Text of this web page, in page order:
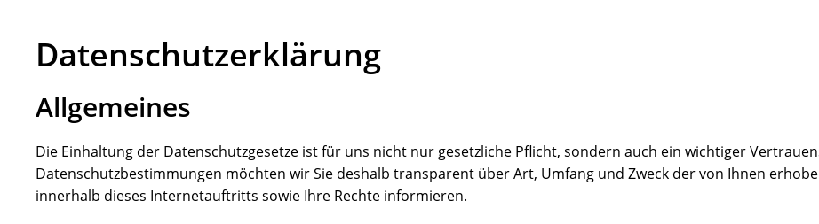
Datenschutzerklärung
Allgemeines
Die Einhaltung der Datenschutzgesetze ist für uns nicht nur gesetzliche Pflicht, sondern auch ein wichtiger
Datenschutzbestimmungen möchten wir Sie deshalb transparent über Art, Umfang und Zweck der von Ihnen
innerhalb dieses Internetauftritts sowie Ihre Rechte informieren.